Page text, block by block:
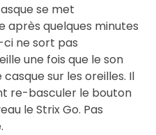
se met
après quelques minutes
ci ne sort pas
une fois que le son
sur les oreilles. Il
re-basculer le bouton
le Strix Go. Pas